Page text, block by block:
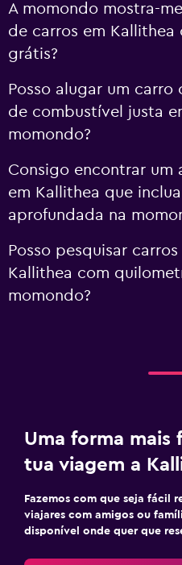
A momondo mostra-
de carros em Kallithea
grátis?
Posso alugar um
de combustível justa
momondo?
Consigo encontrar um
em Kallithea que
aprofundada na
Posso pesquisar
Kallithea com
momondo?
Uma forma mais
tua viagem a
Fazemos com que seja fácil
viajares com amigos ou
disponível onde quer que